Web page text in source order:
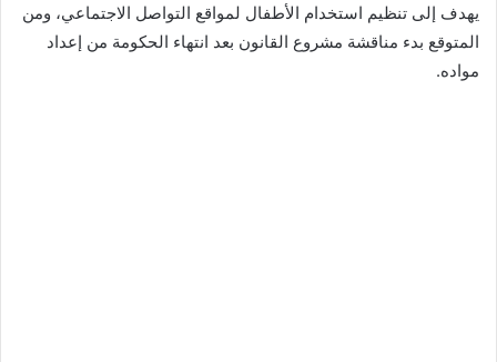
يهدف إلى تنظيم استخدام الأطفال لمواقع التواصل الاجتماعي، ومن
المتوقع بدء مناقشة مشروع القانون بعد انتهاء الحكومة من إعداد
مواده.